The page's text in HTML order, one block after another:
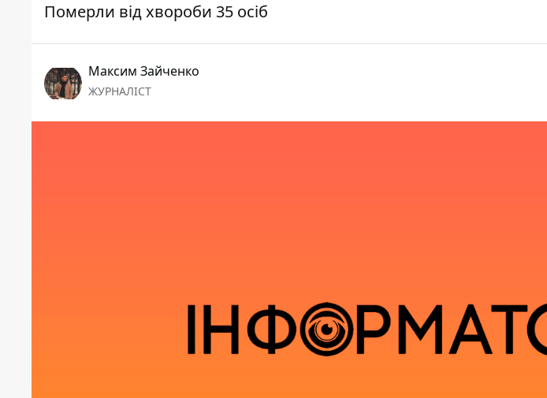
Померли від хвороби 35 осіб
Максим Зайченко
ЖУРНАЛІСТ